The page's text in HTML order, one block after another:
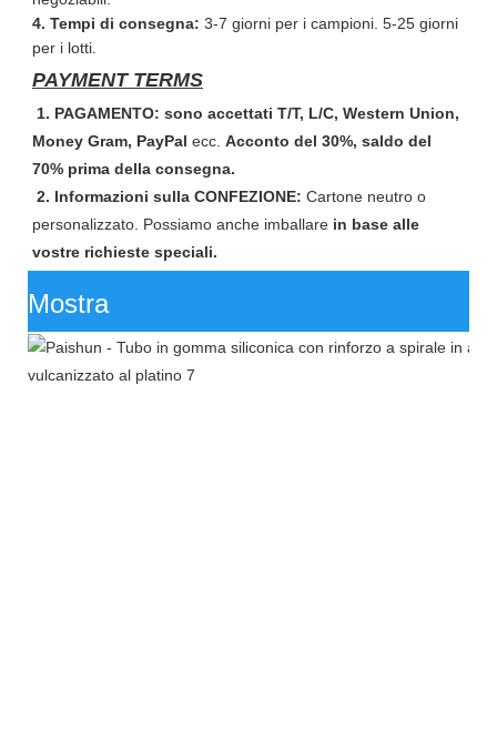
4. Tempi di consegna: 3-7 giorni per i campioni. 5-25 giorni
per i lotti.
PAYMENT TERMS
1. PAGAMENTO: sono accettati T/T, L/C, Western Union,
Money Gram, PayPal ecc. Acconto del 30%, saldo del
70% prima della consegna.
2. Informazioni sulla CONFEZIONE: Cartone neutro o
personalizzato. Possiamo anche imballare in base alle
vostre richieste speciali.
Mostra